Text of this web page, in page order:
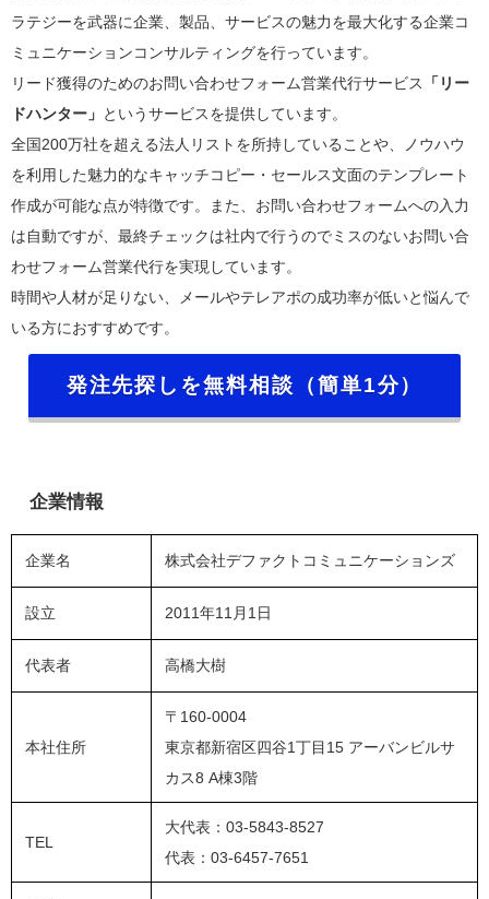
ラテジーを武器に企業、製品、サービスの魅力を最大化する企業コ
ミュニケーションコンサルティングを行っています。
リード獲得のためのお問い合わせフォーム営業代行サービス
「リー
ドハンター」
というサービスを提供しています。
全国200万社を超える法人リストを所持していることや、ノウハウ
を利用した魅力的なキャッチコピー・セールス文面のテンプレート
作成が可能な点が特徴です。また、お問い合わせフォームへの入力
は自動ですが、最終チェックは社内で行うのでミスのないお問い合
わせフォーム営業代行を実現しています。
時間や人材が足りない、メールやテレアポの成功率が低いと悩んで
いる方におすすめです。
発注先探しを無料相談（簡単1分）
企業情報
企業名 株式会社デファクトコミュニケーションズ
設立 2011年11月1日
代表者 高橋大樹
本社住所
〒160-0004
東京都新宿区四谷1丁目15 アーバンビルサ
カス8 A棟3階
TEL
大代表：03-5843-8527
代表：03-6457-7651